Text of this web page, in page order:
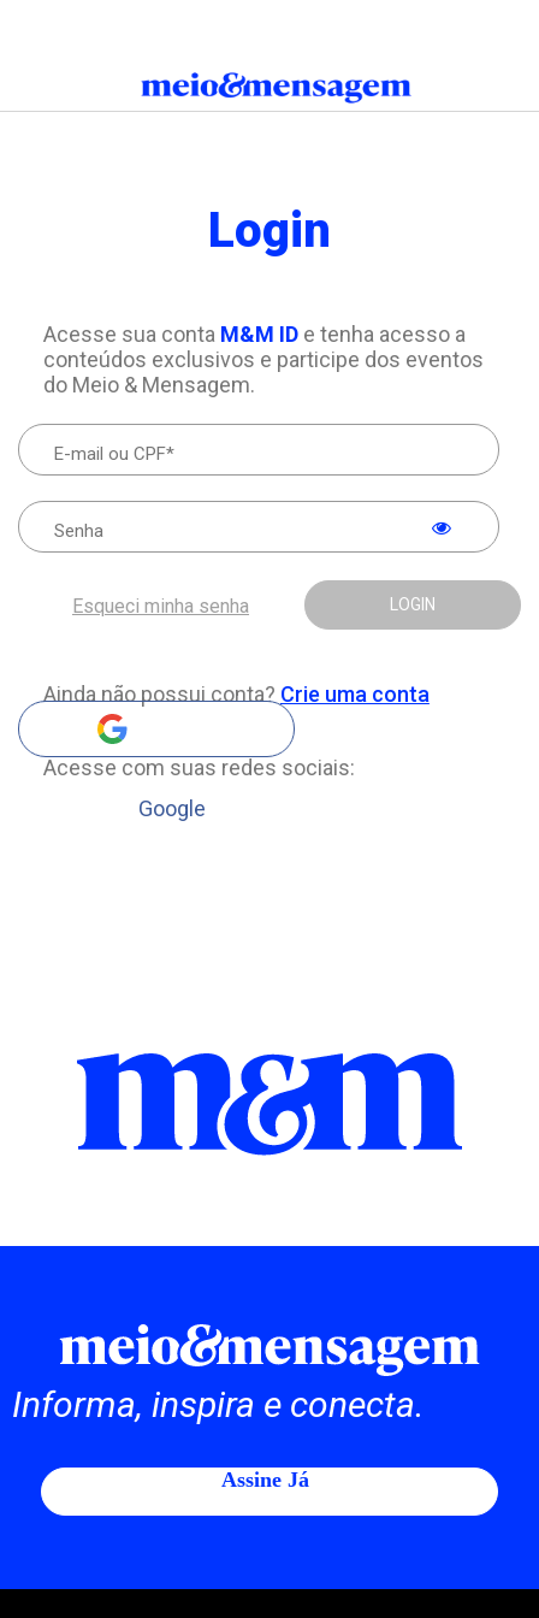
Login
Acesse sua conta M&M IDe tenha acesso a
conteúdos exclusivos e participe dos eventos
do Meio & Mensagem.
LOGIN
Esqueci minha senha
Ainda não possui conta? Crie uma conta
Acesse com suas redes sociais:
Google
Informa, inspira e conecta.
Assine Já